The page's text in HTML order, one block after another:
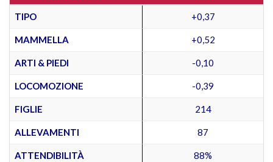
TIPO +0,37
MAMMELLA +0,52
ARTI & PIEDI -0,10
LOCOMOZIONE -0,39
FIGLIE 214
ALLEVAMENTI 87
ATTENDIBILITÀ 88%